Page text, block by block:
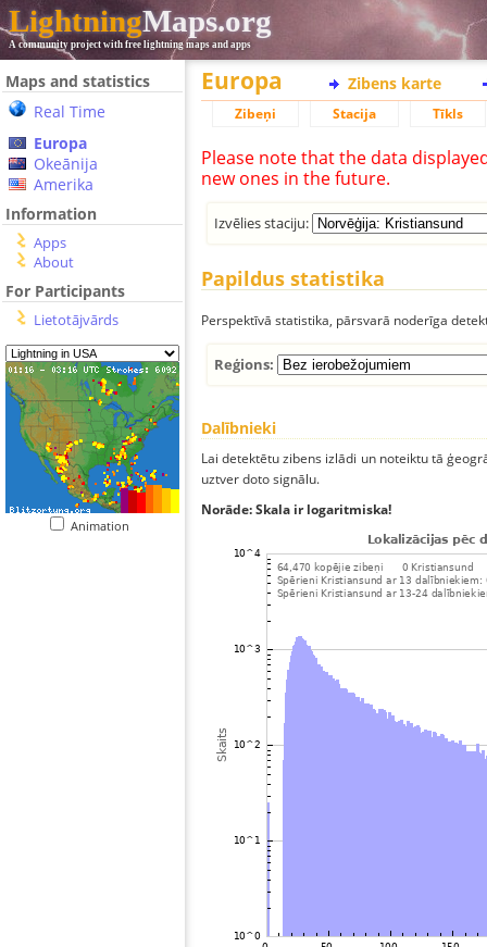
LightningMaps.org
A community project with free lightning maps and apps
Maps and statistics
Real Time
Europa
Okeānija
Amerika
Information
Apps
About
For Participants
Lietotājvārds
Animation
Europa Zibens karte
Zibeņi Stacija Tīkls
Please note that the data
new ones in the future.
Izvēlies staciju:
Papildus statistika
Perspektīvā statistika, pārsvarā noderīga
Reģions:
Dalībnieki
Lai detektētu zibens izlādi un noteiktu tā
uztver doto signālu.
Norāde: Skala ir logaritmiska!